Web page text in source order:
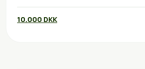
10.000 DKK